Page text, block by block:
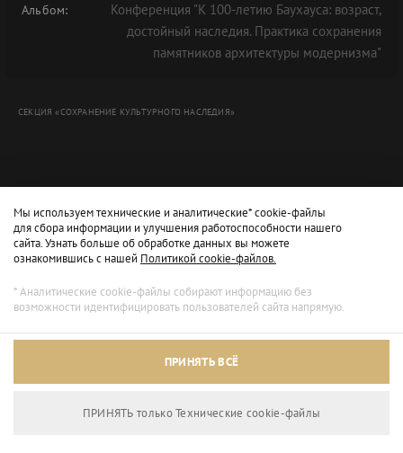
Архивный режим
Альбом:
Конференция "К 100-летию Баухауса: возраст,
достойный наследия. Практика сохранения
памятников архитектуры модернизма"
СЕКЦИЯ «СОХРАНЕНИЕ КУЛЬТУРНОГО НАСЛЕДИЯ»
Мы используем технические и аналитические* cookie-файлы
для сбора информации и улучшения работоспособности нашего
сайта. Узнать больше об обработке данных вы можете
ознакомившись с нашей Политикой cookie-файлов.
* Аналитические cookie-файлы собирают информацию без
возможности идентифицировать пользователей сайта напрямую.
ПРИНЯТЬ ВСЁ
ПРИНЯТЬ только Технические сookie-файлы